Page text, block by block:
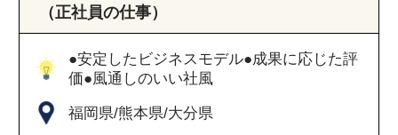
（正社員の仕事）
●安定したビジネスモデル●成果に応じた評
価●風通しのいい社風
福岡県/熊本県/大分県